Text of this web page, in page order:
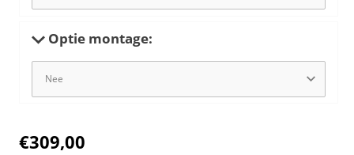
Optie montage:
€309,00